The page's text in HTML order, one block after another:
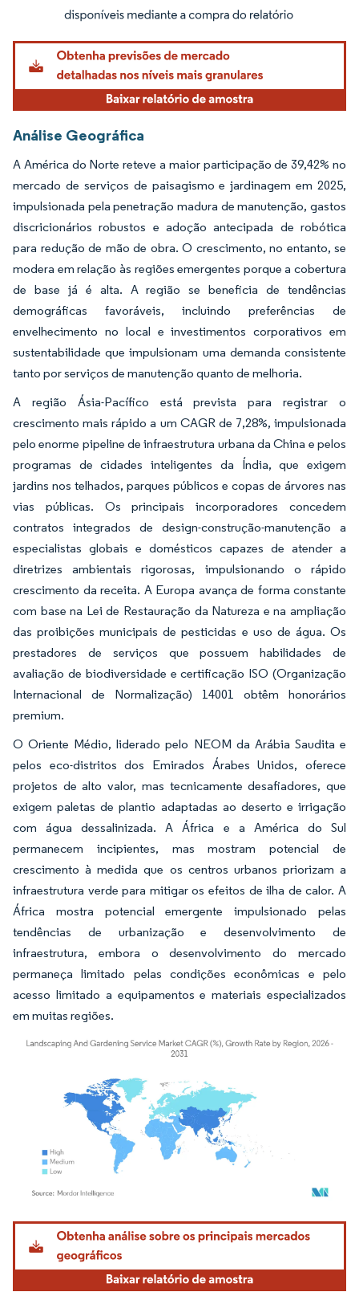
Imagem © Mordor Intelligence. O reuso requer atribuição conforme CC BY 4.0.
Análise Geográfica
A América do Norte reteve a maior participação de 39,42% no
mercado de serviços de paisagismo e jardinagem em 2025,
impulsionada pela penetração madura de manutenção, gastos
discricionários robustos e adoção antecipada de robótica
para redução de mão de obra. O crescimento, no entanto, se
modera em relação às regiões emergentes porque a cobertura
de base já é alta. A região se beneficia de tendências
demográficas favoráveis, incluindo preferências de
envelhecimento no local e investimentos corporativos em
sustentabilidade que impulsionam uma demanda consistente
tanto por serviços de manutenção quanto de melhoria.
A região Ásia-Pacífico está prevista para registrar o
crescimento mais rápido a um CAGR de 7,28%, impulsionada
pelo enorme pipeline de infraestrutura urbana da China e pelos
programas de cidades inteligentes da Índia, que exigem
jardins nos telhados, parques públicos e copas de árvores nas
vias públicas. Os principais incorporadores concedem
contratos integrados de design-construção-manutenção a
especialistas globais e domésticos capazes de atender a
diretrizes ambientais rigorosas, impulsionando o rápido
crescimento da receita. A Europa avança de forma constante
com base na Lei de Restauração da Natureza e na ampliação
das proibições municipais de pesticidas e uso de água. Os
prestadores de serviços que possuem habilidades de
avaliação de biodiversidade e certificação ISO (Organização
Internacional de Normalização) 14001 obtêm honorários
premium.
O Oriente Médio, liderado pelo NEOM da Arábia Saudita e
pelos eco-distritos dos Emirados Árabes Unidos, oferece
projetos de alto valor, mas tecnicamente desafiadores, que
exigem paletas de plantio adaptadas ao deserto e irrigação
com água dessalinizada. A África e a América do Sul
permanecem incipientes, mas mostram potencial de
crescimento à medida que os centros urbanos priorizam a
infraestrutura verde para mitigar os efeitos de ilha de calor. A
África mostra potencial emergente impulsionado pelas
tendências de urbanização e desenvolvimento de
infraestrutura, embora o desenvolvimento do mercado
permaneça limitado pelas condições econômicas e pelo
acesso limitado a equipamentos e materiais especializados
em muitas regiões.
Imagem © Mordor Intelligence. O reuso requer atribuição conforme CC BY 4.0.